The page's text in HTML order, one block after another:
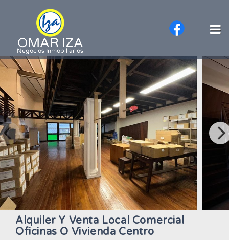
Alquiler Y Venta Local Comercial
Oficinas O Vivienda Centro